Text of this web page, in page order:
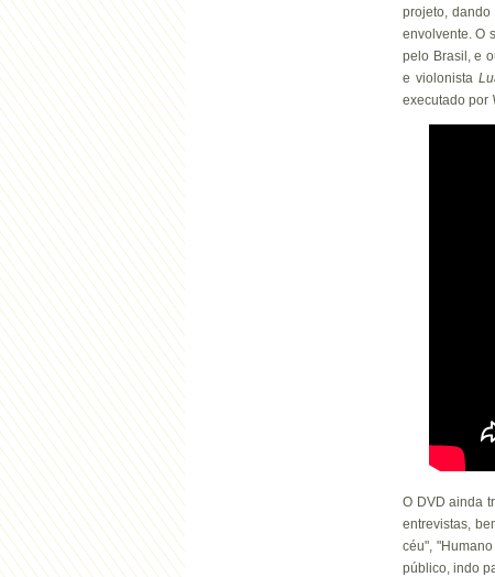
projeto,
envolvente. O
pelo Brasil, e
e violonista
executado por
O DVD ainda
entrevistas,
céu",
público, indo